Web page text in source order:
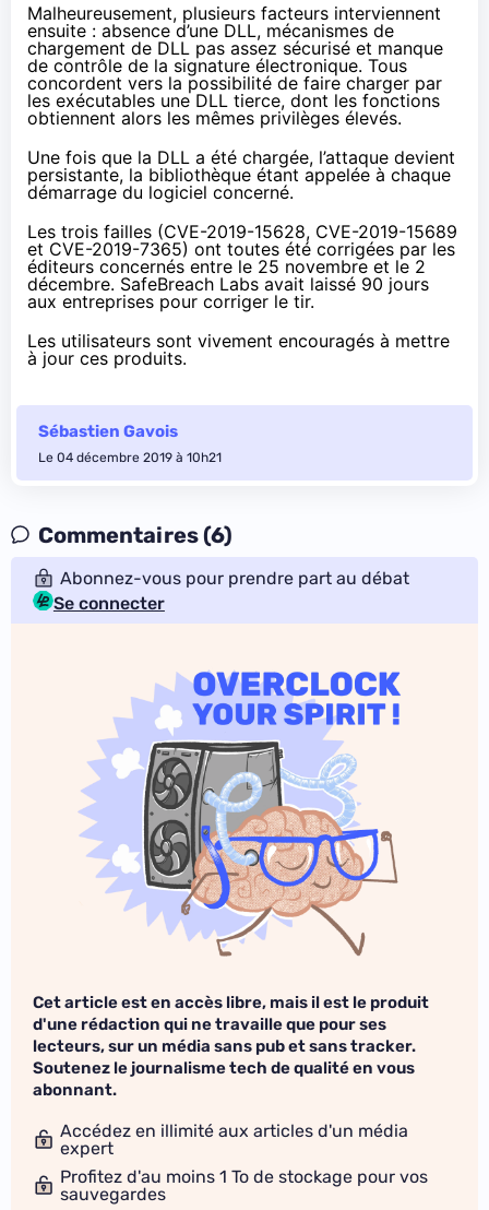
Malheureusement, plusieurs facteurs interviennent
ensuite : absence d’une DLL, mécanismes de
chargement de DLL pas assez sécurisé et manque
de contrôle de la signature électronique. Tous
concordent vers la possibilité de faire charger par
les exécutables une DLL tierce, dont les fonctions
obtiennent alors les mêmes privilèges élevés.
Une fois que la DLL a été chargée, l’attaque devient
persistante, la bibliothèque étant appelée à chaque
démarrage du logiciel concerné.
Les trois failles (CVE-2019-15628, CVE-2019-15689
et CVE-2019-7365) ont toutes été corrigées par les
éditeurs concernés entre le 25 novembre et le 2
décembre. SafeBreach Labs avait laissé 90 jours
aux entreprises pour corriger le tir.
Les utilisateurs sont vivement encouragés à mettre
à jour ces produits.
Sébastien Gavois
Le 04 décembre 2019 à 10h21
Commentaires (6)
Abonnez-vous pour prendre part au débat
Se connecter
Cet article est en accès libre, mais il est le produit
d'une rédaction qui ne travaille que pour ses
lecteurs, sur un média sans pub et sans tracker.
Soutenez le journalisme tech de qualité en vous
abonnant.
Accédez en illimité aux articles d'un média
expert
Profitez d'au moins 1 To de stockage pour vos
sauvegardes